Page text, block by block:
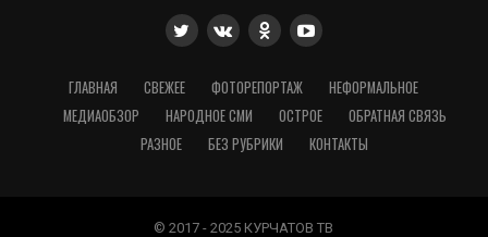
ГЛАВНАЯ СВЕЖЕЕ ФОТОРЕПОРТАЖ
НЕФОРМАЛЬНОЕ
МЕДИАОБЗОР
НАРОДНОЕ СМИ ОСТРОЕ
ОБРАТНАЯ СВЯЗЬ
РАЗНОЕ
БЕЗ РУБРИКИ КОНТАКТЫ
© 2017 - 2025 КУРЧАТОВ ТВ